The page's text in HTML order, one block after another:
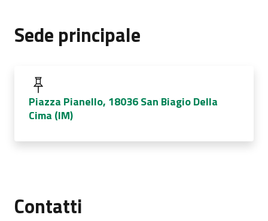
Sede principale
Piazza Pianello, 18036 San Biagio Della
Cima (IM)
Contatti